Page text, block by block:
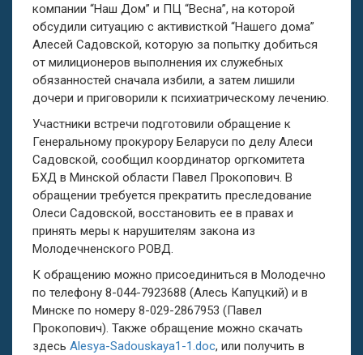
компании “Наш Дом” и ПЦ “Весна”, на которой
обсудили ситуацию с активисткой “Нашего дома”
Алесей Садовской, которую за попытку добиться
от милиционеров выполнения их служебных
обязанностей сначала избили, а затем лишили
дочери и приговорили к психиатрическому лечению.
Участники встречи подготовили обращение к
Генеральному прокурору Беларуси по делу Алеси
Садовской, сообщил координатор оргкомитета
БХД в Минской области Павел Прокопович. В
обращении требуется прекратить преследование
Олеси Садовской, восстановить ее в правах и
принять меры к нарушителям закона из
Молодечненского РОВД.
К обращению можно присоединиться в Молодечно
по телефону 8-044-7923688 (Алесь Капуцкий) и в
Минске по номеру 8-029-2867953 (Павел
Прокопович). Также обращение можно скачать
здесь Alesya-Sadouskaya1-1.doc, или получить в